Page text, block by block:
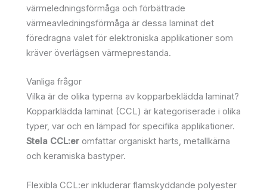
värmeledningsförmåga och förbättrade
värmeavledningsförmåga är dessa laminat det
föredragna valet för elektroniska applikationer som
kräver överlägsen värmeprestanda.
Vanliga frågor
Vilka är de olika typerna av kopparbeklädda laminat?
Kopparklädda laminat (CCL) är kategoriserade i olika
typer, var och en lämpad för specifika applikationer.
Stela CCL:er omfattar organiskt harts, metallkärna
och keramiska bastyper.
Flexibla CCL:er inkluderar flamskyddande polyester